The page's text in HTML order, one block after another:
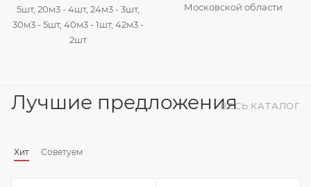
5шт, 20м3 - 4шт, 24м3 - 3шт,
30м3 - 5шт, 40м3 - 1шт, 42м3 -
2шт
Московской области
Лучшие предложения
Хит Советуем
ВЕСЬ КАТАЛОГ